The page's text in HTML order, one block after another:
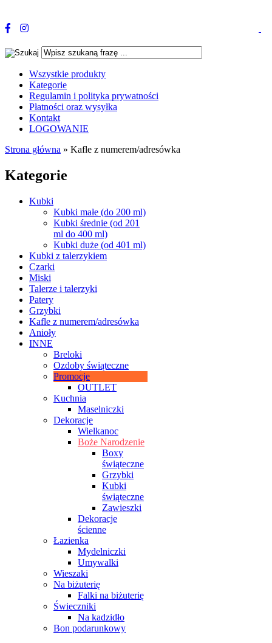
Wszystkie produkty
Kategorie
Regulamin i polityka prywatności
Płatności oraz wysyłka
Kontakt
LOGOWANIE
Strona główna » Kafle z numerem/adresówka
Kategorie
Kubki
Kubki małe (do 200 ml)
Kubki średnie (od 201
ml do 400 ml)
Kubki duże (od 401 ml)
Kubki z talerzykiem
Czarki
Miski
Talerze i talerzyki
Patery
Grzybki
Kafle z numerem/adresówka
Anioły
INNE
Breloki
Ozdoby świąteczne
Promocje
OUTLET
Kuchnia
Maselniczki
Dekoracje
Wielkanoc
Boże Narodzenie
Boxy
świąteczne
Grzybki
Kubki
świąteczne
Zawieszki
Dekoracje
ścienne
Łazienka
Mydelniczki
Umywalki
Wieszaki
Na biżuterię
Falki na biżuterię
Świeczniki
Na kadzidło
Bon podarunkowy